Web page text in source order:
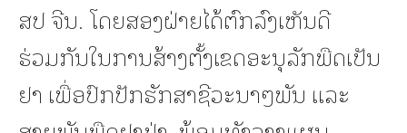
ສປ ຈີນ. ໂດຍສອງຝ່າຍໄດ້ຕົກລົງເຫັນດີ
ຮ່ວມກັນໃນການສ້າງຕັ້ງເຂດອະນຸລັກພືດເປັນ
ຢາ ເພື່ອປົກປັກຮັກສາຊີວະນາໆພັນ ແລະ